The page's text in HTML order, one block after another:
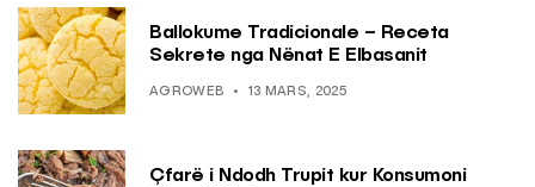
Ballokume Tradicionale – Receta
Sekrete nga Nënat E Elbasanit
AGROWEB 13 MARS, 2025
Çfarë i Ndodh Trupit kur Konsumoni